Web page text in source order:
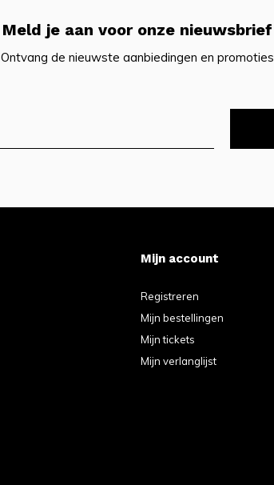
Meld je aan voor onze nieuwsbrief
Ontvang de nieuwste aanbiedingen en promoties
Mijn account
Registreren
Mijn bestellingen
Mijn tickets
Mijn verlanglijst